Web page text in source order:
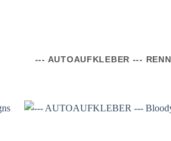
--- AUTOAUFKLEBER ---